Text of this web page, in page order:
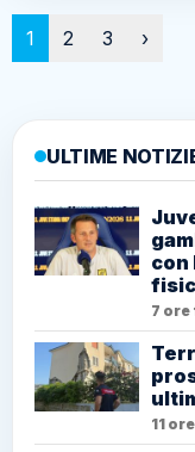
Paginazione
1 2 3 ›
ULTIME
con
7 ore
11